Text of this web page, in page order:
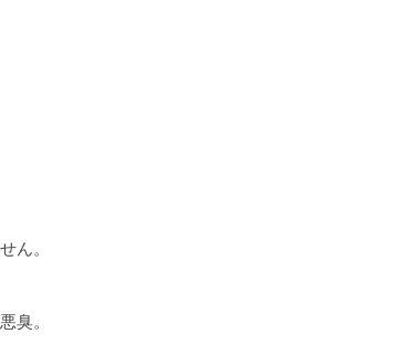
ん。
臭。